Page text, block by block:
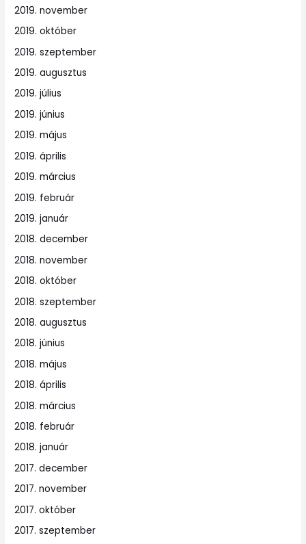
2019. november
2019. október
2019. szeptember
2019. augusztus
2019. július
2019. június
2019. május
2019. április
2019. március
2019. február
2019. január
2018. december
2018. november
2018. október
2018. szeptember
2018. augusztus
2018. június
2018. május
2018. április
2018. március
2018. február
2018. január
2017. december
2017. november
2017. október
2017. szeptember